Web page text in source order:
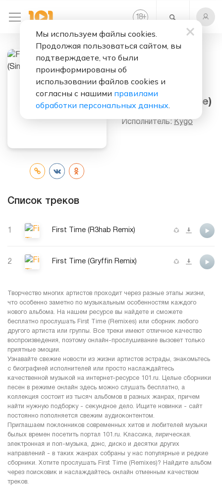
18+
Слушать бесплатно
(Remixes) (Single)
Исполнитель: Kygo
Список треков
1 First Time (R3hab Remix)
2 First Time (Gryffin Remix)
Творчество многих артистов проходит через разные этапы жизни,
что особенно заметно по музыкальным особенностям каждого
нового альбома. На нашем ресурсе вы найдете и сможете
бесплатно прослушать First Time (Remixes) или сборник любого
другого артиста или группы. Все треки имеют отличное качество
воспроизведения, поэтому онлайн-прослушивание вызовет только
приятные эмоции.
Узнавайте свежие новости из жизни артистов эстрады, знакомьтесь
с биографией исполнителей или просто наслаждайтесь
качественной музыкой на интернет-ресурсе 101.ru. Целые сборники
песен в режиме онлайн здесь можно слушать бесплатно, а
коллекция состоит из тысяч альбомов в разных жанрах, причем
найти нужную подборку - секундное дело. Ищите новинки - сайт
постоянно пополняется свежим аудиоконтентом.
Приглашаем поклонников современных хитов и любителей музыки
былых времен посетить портал 101.ru. Классика, лирическая.
электронная и поп-музыка, дэнс, диско и десятки других
направлений - в таких жанрах собраны у нас популярные и редкие
сборники. Хотите прослушать First Time (Remixes)? Найдите альбом
через поисковик и наслаждайтесь онлайн отменным качеством
треков.
Мы используем файлы cookies.
Продолжая пользоваться сайтом, вы
подтверждаете, что были
проинформированы об
использовании файлов cookies и
согласны с нашими правилами
обработки персональных данных.